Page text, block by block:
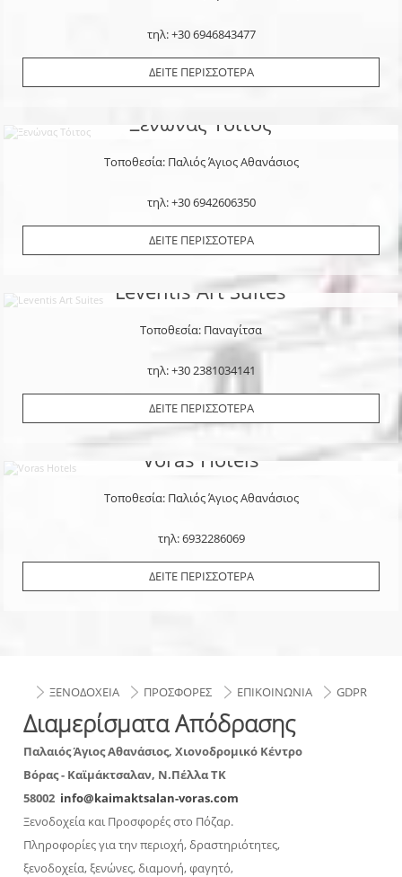
τηλ: +30 6946843477
ΔΕΙΤΕ ΠΕΡΙΣΣΟΤΕΡΑ
Ξενώνας Τόιτος
Τοποθεσία: Παλιός Άγιος Αθανάσιος
τηλ: +30 6942606350
ΔΕΙΤΕ ΠΕΡΙΣΣΟΤΕΡΑ
Leventis Art Suites
Τοποθεσία: Παναγίτσα
τηλ: +30 2381034141
ΔΕΙΤΕ ΠΕΡΙΣΣΟΤΕΡΑ
Voras Hotels
Τοποθεσία: Παλιός Άγιος Αθανάσιος
τηλ: 6932286069
ΔΕΙΤΕ ΠΕΡΙΣΣΟΤΕΡΑ
ΞΕΝΟΔΟΧΕΙΑ ΠΡΟΣΦΟΡΕΣ ΕΠΙΚΟΙΝΩΝΙΑ GDPR
Διαμερίσματα Απόδρασης
Παλαιός Άγιος Αθανάσιος, Χιονοδρομικό Κέντρο
Βόρας - Καϊμάκτσαλαν, Ν.ΠέλλαΤΚ
58002 info@kaimaktsalan-voras.com
Ξενοδοχεία και Προσφορές στο Πόζαρ.
Πληροφορίες για την περιοχή, δραστηριότητες,
ξενοδοχεία, ξενώνες, διαμονή, φαγητό,